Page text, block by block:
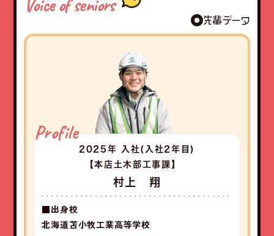
Voice of seniors
先輩データ
Profile
2025年 入社 (入社2年目)
【本店土木部工事課】
村上 翔
■出身校
北海道苫小牧工業高等学校